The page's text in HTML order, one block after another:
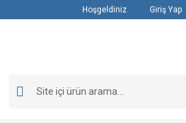
Hoşgeldiniz Giriş Yap